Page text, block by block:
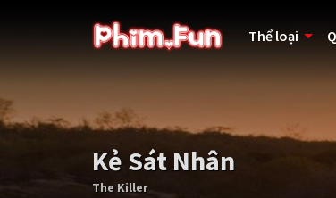
Thể loại
Kẻ Sát Nhân
The Killer